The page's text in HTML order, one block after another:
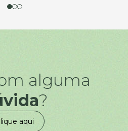
alguma
?
aqui